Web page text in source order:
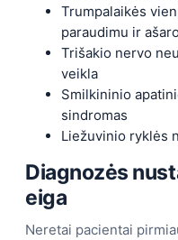
Trumpalaikės
paraudimu ir
Trišakio nervo
veikla
Smilkininio
sindromas
Liežuvinio ryklės
Diagnozės
eiga
Neretai pacientai